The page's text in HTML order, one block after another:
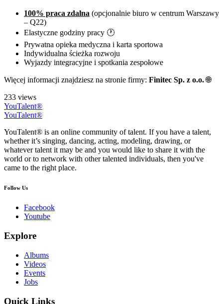
100% praca zdalna (opcjonalnie biuro w centrum Warszawy
– Q22)
Elastyczne godziny pracy 🕐
Prywatna opieka medyczna i karta sportowa
Indywidualna ścieżka rozwoju
Wyjazdy integracyjne i spotkania zespołowe
Więcej informacji znajdziesz na stronie firmy: Finitec Sp. z o.o.🌐
233 views
YouTalent®
YouTalent®
YouTalent® is an online community of talent. If you have a talent,
whether it’s singing, dancing, acting, modeling, drawing, or
whatever talent it may be and you would like to share it with the
world or to network with other talented individuals, then you've
came to the right place.
Follow Us
Facebook
Youtube
Explore
Albums
Videos
Events
Jobs
Quick Links